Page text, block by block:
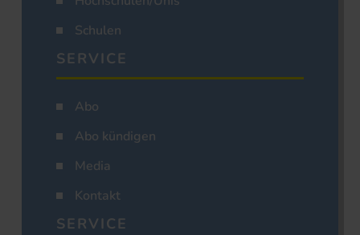
Schulen
SERVICE
Abo
Abo kündigen
Media
Kontakt
SERVICE